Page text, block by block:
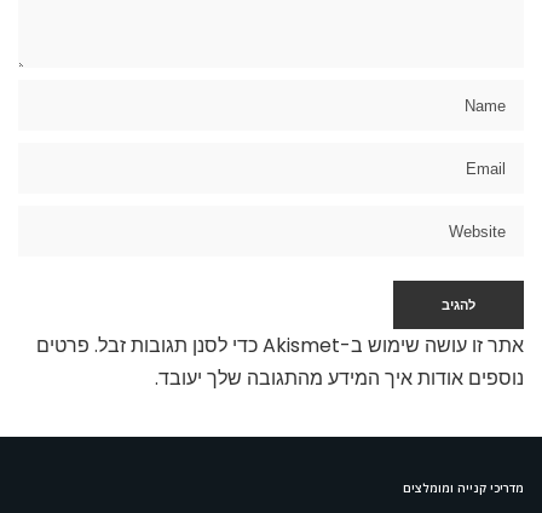
אתר זו עושה שימוש ב-Akismet כדי לסנן תגובות זבל.
פרטים
נוספים אודות איך המידע מהתגובה שלך יעובד.
מדריכי קנייה ומומלצים